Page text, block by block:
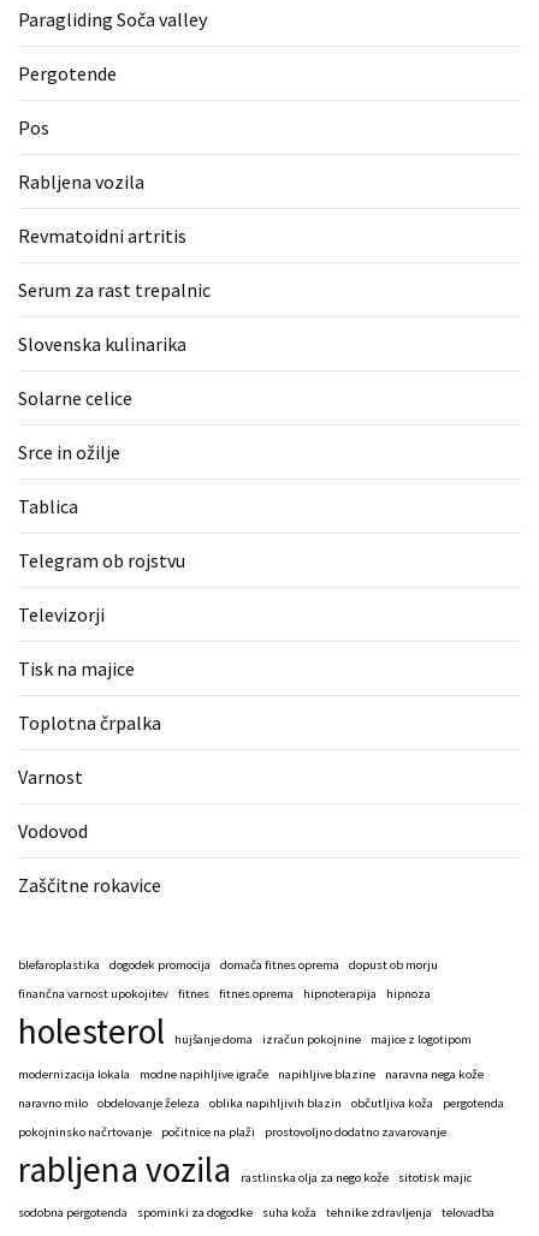
Paragliding Soča valley
Pergotende
Pos
Rabljena vozila
Revmatoidni artritis
Serum za rast trepalnic
Slovenska kulinarika
Solarne celice
Srce in ožilje
Tablica
Telegram ob rojstvu
Televizorji
Tisk na majice
Toplotna črpalka
Varnost
Vodovod
Zaščitne rokavice
blefaroplastika dogodek promocija domača fitnes oprema
dopust ob morju
finančna varnost upokojitev
fitnes fitnes oprema hipnoterapija hipnoza
holesterol hujšanje doma izračun pokojnine majice z logotipom
modernizacija lokala modne napihljive igrače napihljive blazine
naravna nega kože
naravno milo
obdelovanje železa oblika napihljivih blazin občutljiva koža
pergotenda
pokojninsko načrtovanje
počitnice na plaži prostovoljno dodatno zavarovanje
rabljena vozila rastlinska olja za nego kože sitotisk majic
sodobna pergotenda spominki za dogodke suha koža tehnike zdravljenja
telovadba